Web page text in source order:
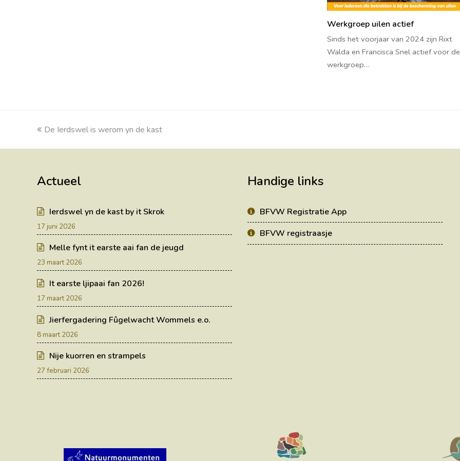
Werkgroep uilen actief
Sinds het voorjaar van 2024 zijn Rixt
Walda en Francisca Snel actief voor de
werkgroep…
previous
De Ierdswel is werom yn de kast
Actueel
Ierdswel yn de kast by it Skrok
17 juni 2026
Melle fynt it earste aai fan de jeugd
23 maart 2026
It earste ljipaai fan 2026!
17 maart 2026
Jierfergadering Fûgelwacht Wommels e.o.
8 maart 2026
Nije kuorren en strampels
27 februari 2026
Handige links
BFVW Registratie App
BFVW registraasje